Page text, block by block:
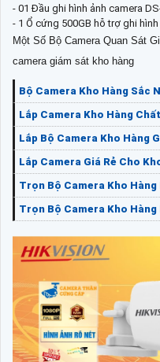
- 01 Đầu ghi hình ảnh camera
- 1 Ổ cứng 500GB hỗ trợ ghi
Một Số Bộ Camera Quan Sát
camera giám sát kho hàng
Bộ Camera Kho Hàng Sắc
Lắp Camera Kho Hàng
Lắp Bộ Camera Kho Hàng
Lắp Camera Giá Rẻ Cho
Trọn Bộ Camera Kho
Trọn Bộ Camera Kho